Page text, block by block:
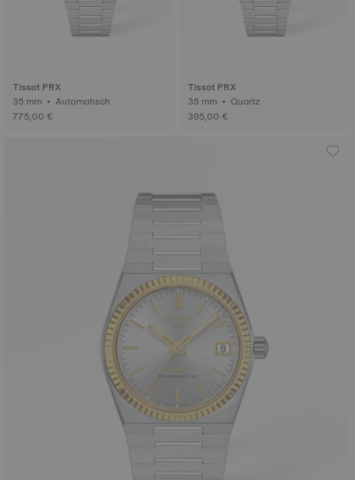
Tissot PRX
35 mm • Automatisch
775,00 €
Tissot PRX
35 mm • Quartz
395,00 €